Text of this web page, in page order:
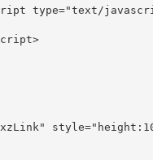
type="text/